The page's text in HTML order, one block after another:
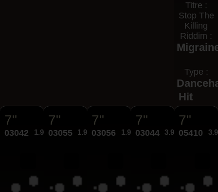
Titre :
Stop The
Killing
Riddim :
Type :
Hit
7"
03042 1.99€
7"
03055 1.99€
7"
03056 1.99€
7"
03044 3.95€
7"
05410